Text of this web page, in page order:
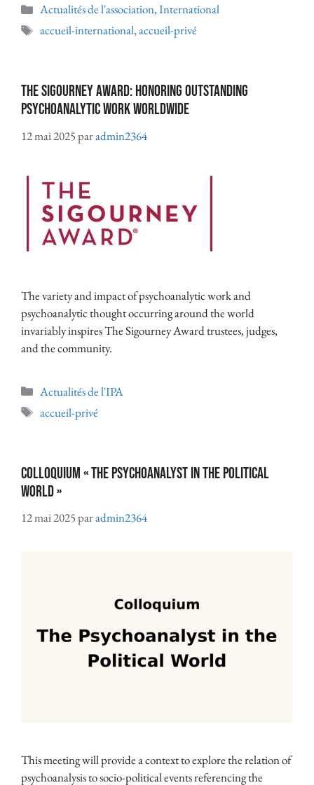
Actualités de l'association,International
accueil-international,accueil-privé
The Sigourney Award: Honoring Outstanding
Psychoanalytic Work Worldwide
12 mai 2025paradmin2364
The variety and impact of psychoanalytic work and
psychoanalytic thought occurring around the world
invariably inspires The Sigourney Award trustees, judges,
and the community.
Actualités de l'IPA
accueil-privé
Colloquium « The Psychoanalyst in the Political
World »
12 mai 2025paradmin2364
This meeting will provide a context to explore the relation of
psychoanalysis to socio-political events referencing the